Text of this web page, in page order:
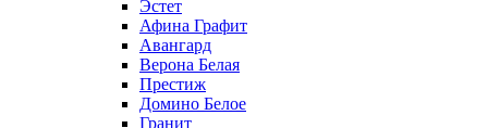
Эстет
Афина Графит
Авангард
Верона Белая
Престиж
Домино Белое
Гранит